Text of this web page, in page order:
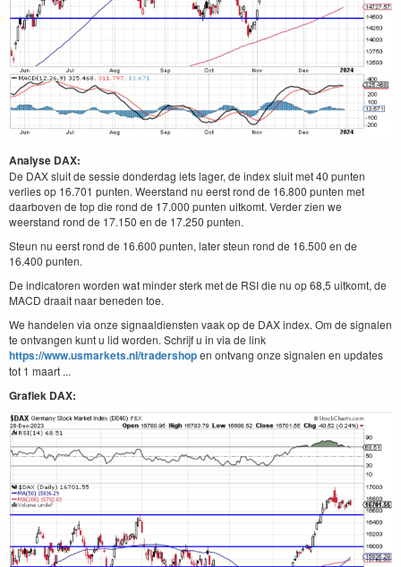
Analyse DAX:
De DAX sluit de sessie donderdag iets lager, de index sluit met 40 punten
verlies op 16.701 punten. Weerstand nu eerst rond de 16.800 punten met
daarboven de top die rond de 17.000 punten uitkomt. Verder zien we
weerstand rond de 17.150 en de 17.250 punten.
Steun nu eerst rond de 16.600 punten, later steun rond de 16.500 en de
16.400 punten.
De indicatoren worden wat minder sterk met de RSI die nu op 68,5 uitkomt, de
MACD draait naar beneden toe.
We handelen via onze signaaldiensten vaak op de DAX index. Om de signalen
te ontvangen kunt u lid worden. Schrijf u in via de link
https://www.usmarkets.nl/tradershopen ontvang onze signalen en updates
tot 1 maart ...
Grafiek DAX: